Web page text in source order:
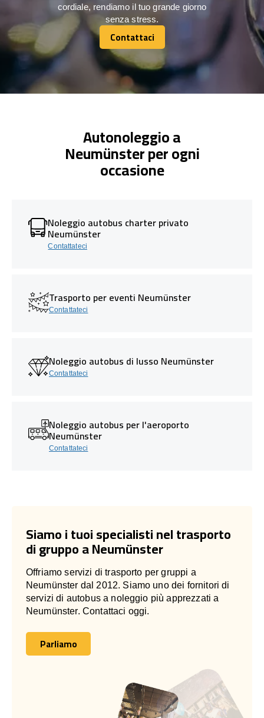
cordiale, rendiamo il tuo grande giorno
senza stress.
Contattaci
Contattaci
Autonoleggio a
Neumünster per ogni
occasione
Noleggio autobus charter privato
Neumünster
Contattateci
Trasporto per eventi Neumünster
Contattateci
Noleggio autobus di lusso Neumünster
Contattateci
Noleggio autobus per l'aeroporto
Neumünster
Contattateci
Siamo i tuoi specialisti nel trasporto
di gruppo a Neumünster
Offriamo servizi di trasporto per gruppi a
Neumünster dal 2012. Siamo uno dei fornitori di
servizi di autobus a noleggio più apprezzati a
Neumünster. Contattaci oggi.
Parliamo
Parliamo